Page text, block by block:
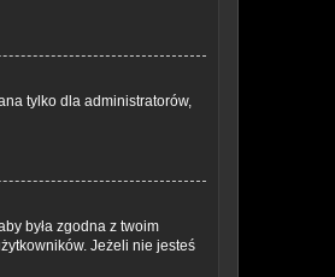
tylko dla administratorów,
była zgodna z twoim
Jeżeli nie jesteś